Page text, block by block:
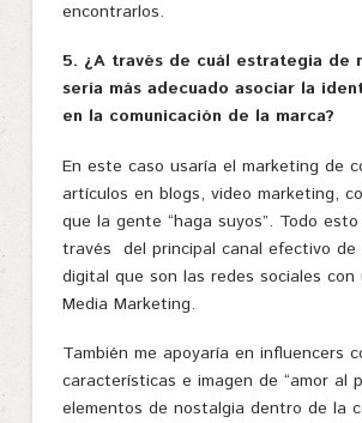
encontrarlos.
5. ¿A través de cuál estrategia de
sería más adecuado asociar la
en la comunicación de la marca?
En este caso usaría el marketing de
artículos en blogs, video marketing,
que la gente “haga suyos”. Todo
través del principal canal efectivo de
digital que son las redes sociales con
Media Marketing.
También me apoyaría en influencers
características e imagen de “amor al
elementos de nostalgia dentro de la